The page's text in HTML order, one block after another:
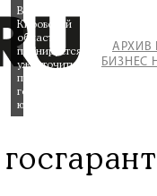
АРХИВ
БИЗНЕС
В
Кировской
области
планируется
ужесточить
предоставление
госгарантий
юрлицам.